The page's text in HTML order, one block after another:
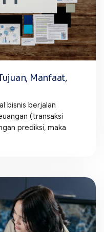
Manfaat,
bisnis berjalan
(transaksi
prediksi, maka